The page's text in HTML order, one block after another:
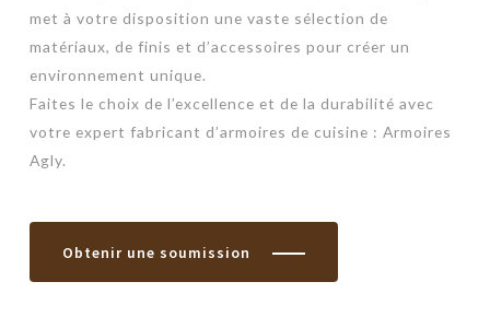
met à votre disposition une vaste sélection de
matériaux, de finis et d’accessoires pour créer un
environnement unique.
Faites le choix de l’excellence et de la durabilité avec
votre expert fabricant d’armoires de cuisine : Armoires
Agly.
Obtenir une soumission